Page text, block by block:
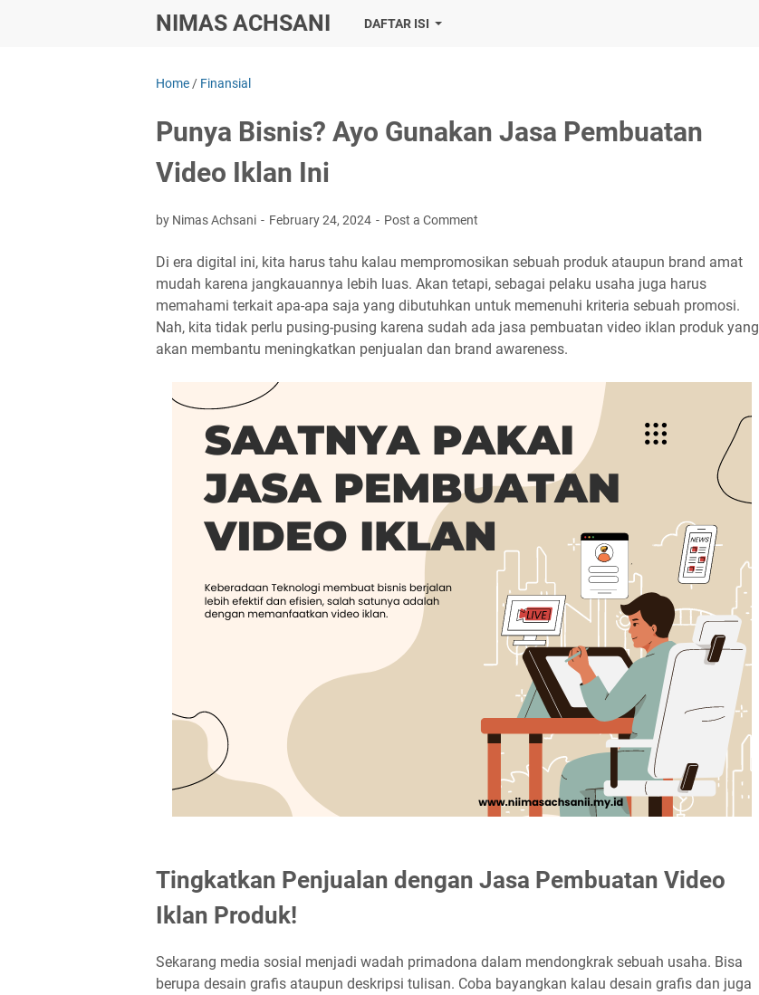
NIMAS ACHSANI DAFTAR ISI
Home / Finansial
Punya Bisnis? Ayo Gunakan Jasa Pembuatan
Video Iklan Ini
by Nimas Achsani February 24, 2024 Post a Comment
Di era digital ini, kita harus tahu kalau mempromosikan sebuah produk ataupun brand amat
mudah karena jangkauannya lebih luas. Akan tetapi, sebagai pelaku usaha juga harus
memahami terkait apa-apa saja yang dibutuhkan untuk memenuhi kriteria sebuah promosi.
Nah, kita tidak perlu pusing-pusing karena sudah ada jasa pembuatan video iklan produk yang
akan membantu meningkatkan penjualan dan brand awareness.
Tingkatkan Penjualan dengan Jasa Pembuatan Video
Iklan Produk!
Sekarang media sosial menjadi wadah primadona dalam mendongkrak sebuah usaha. Bisa
berupa desain grafis ataupun deskripsi tulisan. Coba bayangkan kalau desain grafis dan juga